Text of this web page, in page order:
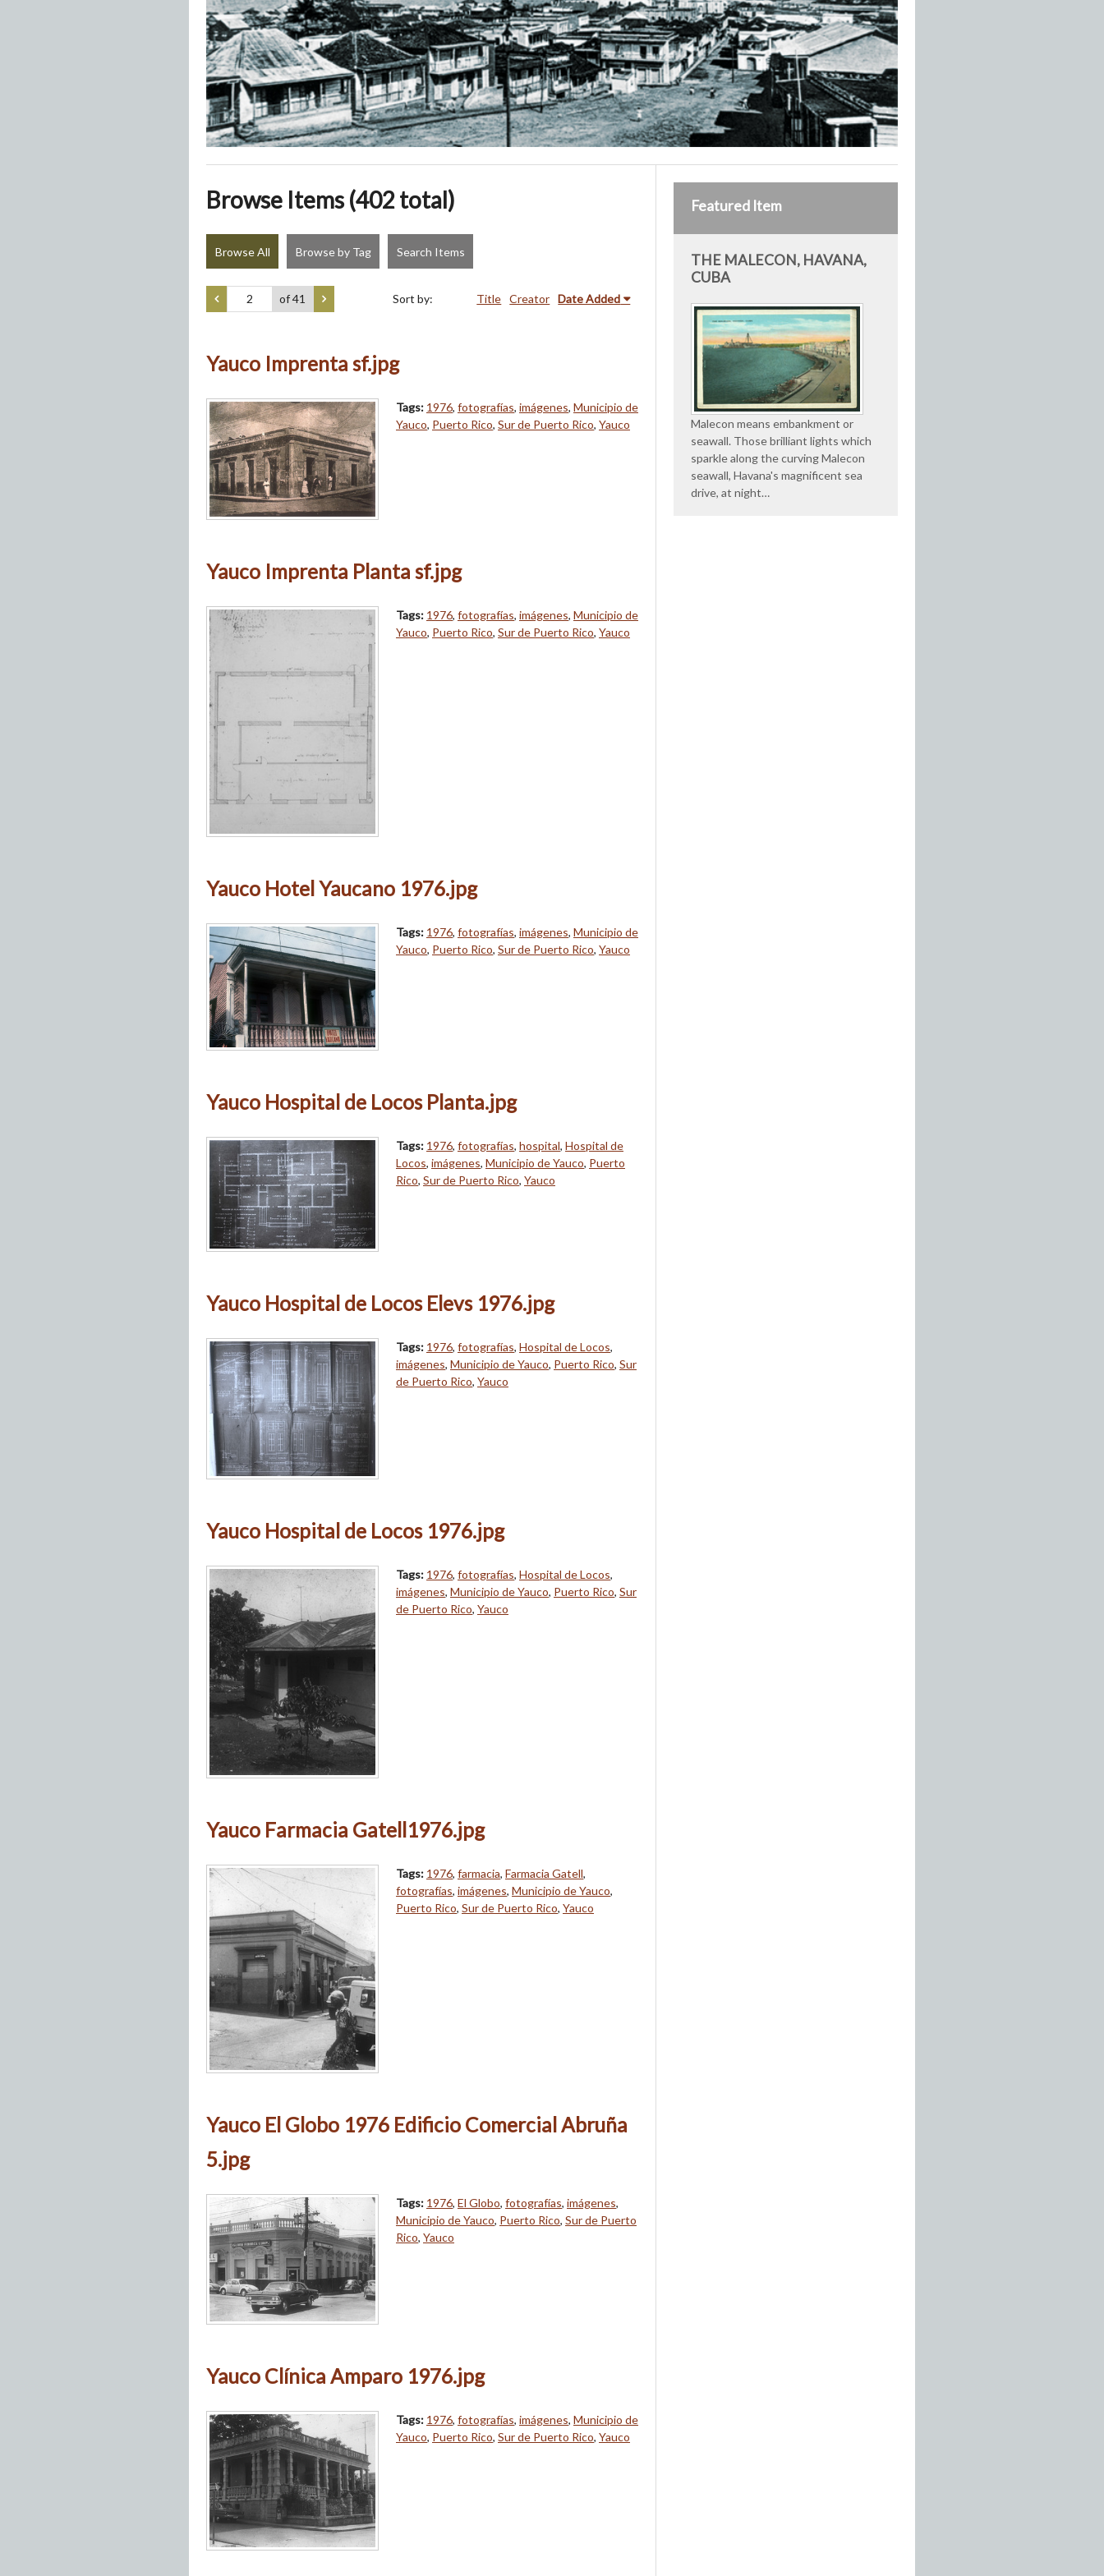
Browse Items (402 total)
Browse All Browse by Tag Search Items
of 41 Sort by: Title Creator Date Added
Yauco Imprenta sf.jpg
Tags: 1976, fotografías, imágenes, Municipio de
Yauco, Puerto Rico, Sur de Puerto Rico, Yauco
Yauco Imprenta Planta sf.jpg
Tags: 1976, fotografías, imágenes, Municipio de
Yauco, Puerto Rico, Sur de Puerto Rico, Yauco
Yauco Hotel Yaucano 1976.jpg
Tags: 1976, fotografías, imágenes, Municipio de
Yauco, Puerto Rico, Sur de Puerto Rico, Yauco
Yauco Hospital de Locos Planta.jpg
Tags: 1976, fotografías, hospital, Hospital de
Locos, imágenes, Municipio de Yauco, Puerto
Rico, Sur de Puerto Rico, Yauco
Yauco Hospital de Locos Elevs 1976.jpg
Tags: 1976, fotografías, Hospital de Locos,
imágenes, Municipio de Yauco, Puerto Rico, Sur
de Puerto Rico, Yauco
Yauco Hospital de Locos 1976.jpg
Tags: 1976, fotografías, Hospital de Locos,
imágenes, Municipio de Yauco, Puerto Rico, Sur
de Puerto Rico, Yauco
Yauco Farmacia Gatell1976.jpg
Tags: 1976, farmacia, Farmacia Gatell,
fotografías, imágenes, Municipio de Yauco,
Puerto Rico, Sur de Puerto Rico, Yauco
Yauco El Globo 1976 Edificio Comercial Abruña
5.jpg
Tags: 1976, El Globo, fotografías, imágenes,
Municipio de Yauco, Puerto Rico, Sur de Puerto
Rico, Yauco
Yauco Clínica Amparo 1976.jpg
Tags: 1976, fotografías, imágenes, Municipio de
Yauco, Puerto Rico, Sur de Puerto Rico, Yauco
Featured Item
THE MALECON, HAVANA,
CUBA
Malecon means embankment or
seawall. Those brilliant lights which
sparkle along the curving Malecon
seawall, Havana's magnificent sea
drive, at night…